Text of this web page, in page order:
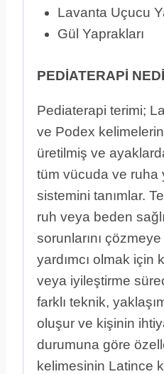
Lavanta Uçucu
Gül Yaprakları
PEDİATERAPİ
Pediaterapi terimi;
ve Podex
üretilmiş ve
tüm vücuda ve ruha
sistemini tanımlar.
ruh veya beden
sorunlarını
yardımcı olmak için
veya iyileştirme
farklı teknik,
oluşur ve kişinin
durumuna göre
kelimesinin Latince